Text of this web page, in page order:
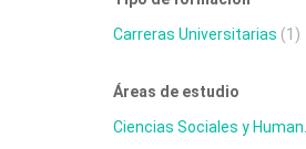
Carreras Universitarias (1)
Áreas de estudio
Ciencias Sociales y Human...